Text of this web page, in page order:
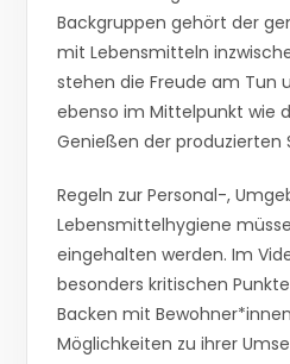
Backgruppen gehört der
mit Lebensmitteln
stehen die Freude am Tun
ebenso im Mittelpunkt wie
Genießen der produzierten
Regeln zur Personal-,
Lebensmittelhygiene
eingehalten werden. Im
besonders kritischen
Backen mit
Möglichkeiten zu ihrer